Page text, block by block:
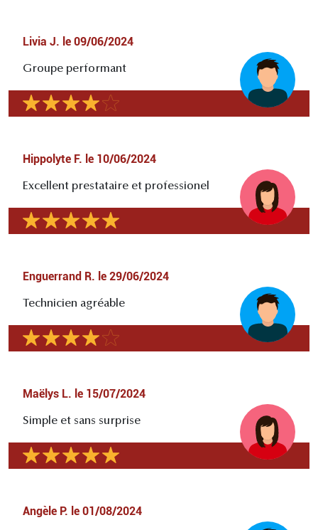
Livia J. le 09/06/2024
Groupe performant
Hippolyte F. le 10/06/2024
Excellent prestataire et professionel
Enguerrand R. le 29/06/2024
Technicien agréable
Maëlys L. le 15/07/2024
Simple et sans surprise
Angèle P. le 01/08/2024